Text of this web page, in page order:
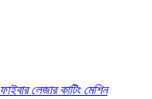
ফাইবার লেজার কাটিং মেশিন